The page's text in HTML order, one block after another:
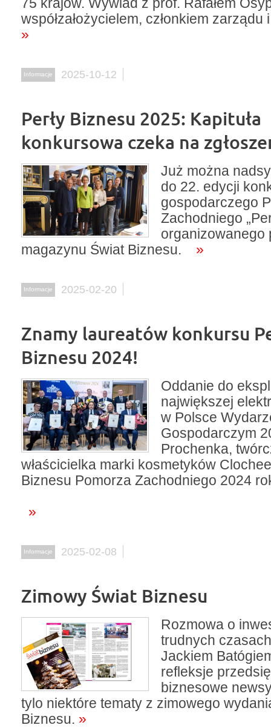
współzałożycielem, członkiem zarządu
»
Informacje 2025-10-12
Perły Biznesu 2025: Kapituła
konkursowa czeka na
Już można
do 22. edycji
gospodarczego
Zachodniego
organizowanego
magazynu Świat Biznesu.
»
Informacje 2025-02-20
Znamy laureatów konkursu
Biznesu 2024!
Oddanie do
największej
w Polsce
Gospodarczym
Prochenka,
właścicielka marki kosmetyków
Biznesu Pomorza Zachodniego 2024
»
Informacje 2025-02-08
Zimowy Świat Biznesu
Rozmowa o
trudnych
Jackiem
refleksje
biznesowe
tylo niektóre tematy z zimowego
Biznesu. »